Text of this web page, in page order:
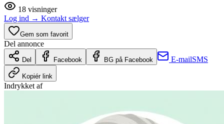
18 visninger
Log ind → Kontakt sælger
Gem som favorit
Del annonce
Del Facebook BG på Facebook E-mailSMS
Kopiér link
Indrykket af